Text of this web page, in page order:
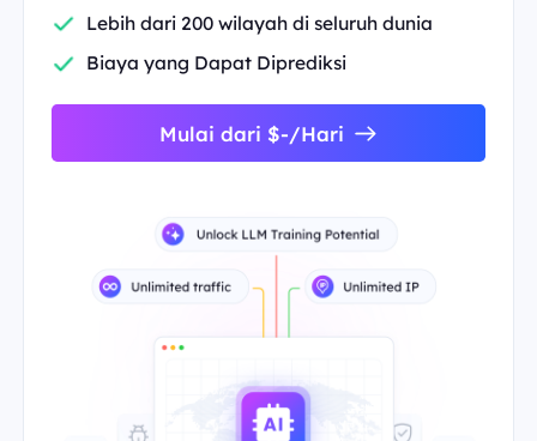
Lebih dari 200 wilayah di seluruh dunia
Biaya yang Dapat Diprediksi
Mulai dari $-/Hari